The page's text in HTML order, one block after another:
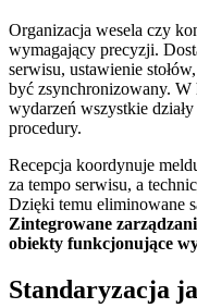
Organizacja wesela czy
wymagający precyzji.
serwisu, ustawienie
być zsynchronizowany. W
wydarzeń wszystkie
procedury.
Recepcja koordynuje
za tempo serwisu, a
Dzięki temu eliminowane
Zintegrowane
obiekty funkcjonujące
Standaryzacja